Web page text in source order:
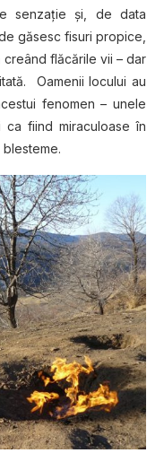
senzaţie şi, de data
găsesc fisuri propice,
flăcările vii – dar
Oamenii locului au
fenomen – unele
ca fiind miraculoase în